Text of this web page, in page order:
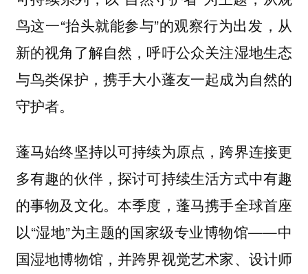
鸟这一“抬头就能参与”的观察行为出发，从
新的视角了解自然，呼吁公众关注湿地生态
与鸟类保护，携手大小蓬友一起成为自然的
守护者。
蓬马始终坚持以可持续为原点，跨界连接更
多有趣的伙伴，探讨可持续生活方式中有趣
的事物及文化。本季度，蓬马携手全球首座
以“湿地”为主题的国家级专业博物馆——中
国湿地博物馆，并跨界视觉艺术家、设计师